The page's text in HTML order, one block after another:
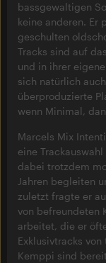
bassgewaltigen
keine anderen. Er
geschulten
Tracks sind auf
und in ihrer
sich natürlich
überproduzierte
wenn Minimal,
Marcels Mix
eine
dabei trotzdem
Jahren begleiten
zuletzt fragte er
von befreundeten
arbeitet, die er
Exklusivtracks
Kemppi sind